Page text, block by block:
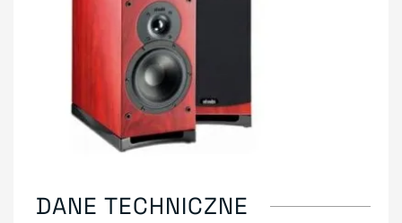
DANE TECHNICZNE